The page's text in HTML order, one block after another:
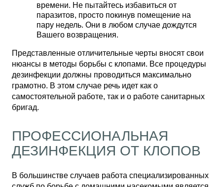
времени. Не пытайтесь избавиться от
паразитов, просто покинув помещение на
пару недель. Они в любом случае дождутся
Вашего возвращения.
Представленные отличительные черты вносят свои
нюансы в методы борьбы с клопами. Все процедуры
дезинфекции должны проводиться максимально
грамотно. В этом случае речь идет как о
самостоятельной работе, так и о работе санитарных
бригад.
ПРОФЕССИОНАЛЬНАЯ
ДЕЗИНФЕКЦИЯ ОТ КЛОПОВ
В большинстве случаев работа специализированных